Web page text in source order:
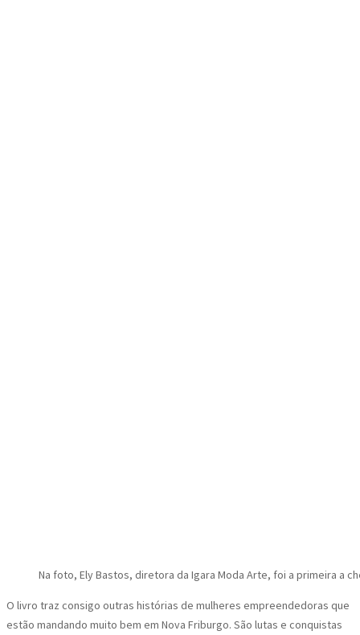
Na foto, Ely Bastos, diretora da Igara Moda Arte, foi a primeira a
O livro traz consigo outras histórias de mulheres empreendedoras que
estão mandando muito bem em Nova Friburgo. São lutas e conquistas